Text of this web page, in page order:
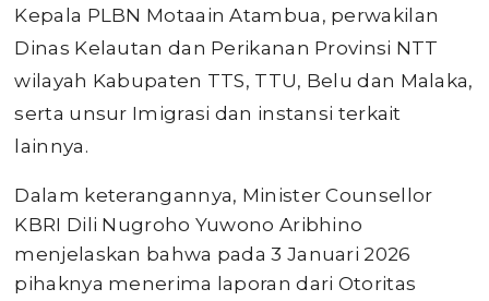
Kepala PLBN Motaain Atambua, perwakilan
Dinas Kelautan dan Perikanan Provinsi NTT
wilayah Kabupaten TTS, TTU, Belu dan Malaka,
serta unsur Imigrasi dan instansi terkait
lainnya.
Dalam keterangannya, Minister Counsellor
KBRI Dili Nugroho Yuwono Aribhino
menjelaskan bahwa pada 3 Januari 2026
pihaknya menerima laporan dari Otoritas